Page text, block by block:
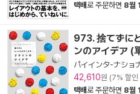
택배로 주문하면 8월
973. 捨てずに
ンのアイデア (
パイインタ-ナショ
42,610원 (7% 할
택배로 주문하면 8월